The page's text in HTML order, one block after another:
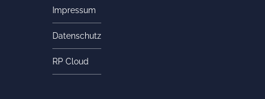
Impressum
Datenschutz
RP Cloud